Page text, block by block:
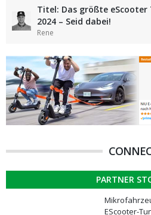
Titel: Das größte
2024 – Seid dabei!
Rene
PARTNER
EScooter-